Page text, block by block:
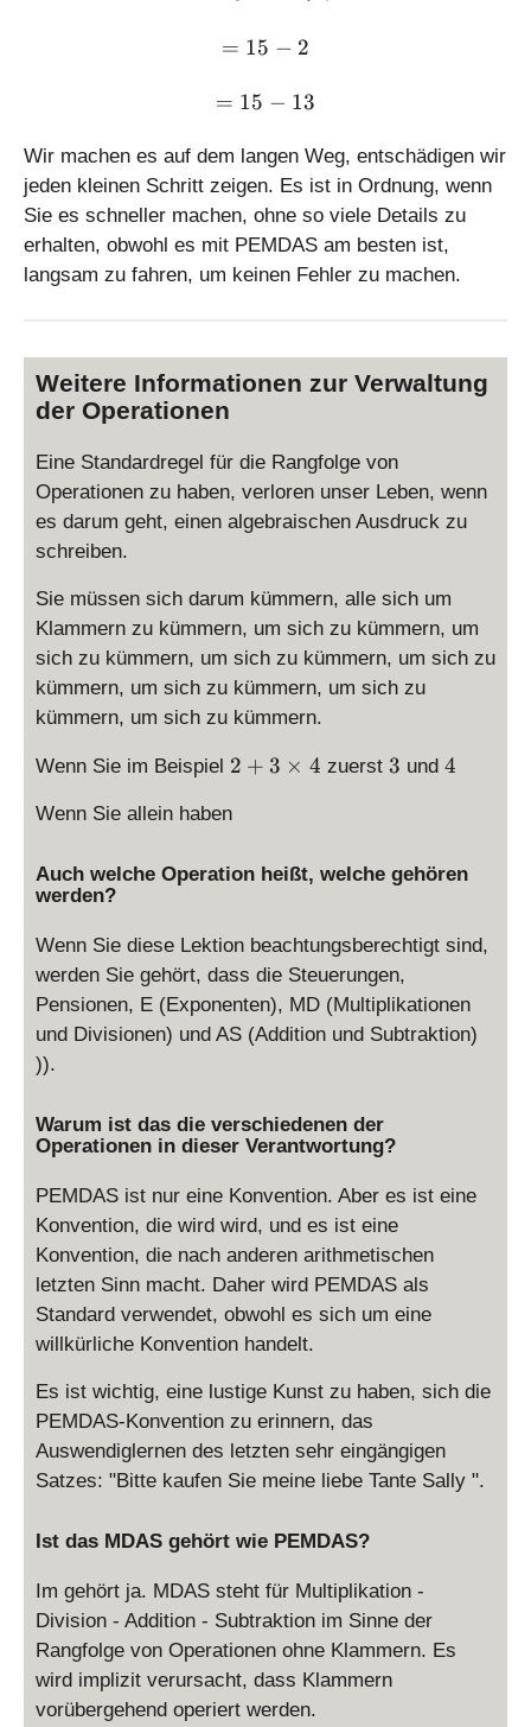
= 15 - 2
= 15 − 2
= 15 - 13
= 15 − 13
Wir machen es auf dem langen Weg, entschädigen wir
jeden kleinen Schritt zeigen. Es ist in Ordnung, wenn
Sie es schneller machen, ohne so viele Details zu
erhalten, obwohl es mit PEMDAS am besten ist,
langsam zu fahren, um keinen Fehler zu machen.
Weitere Informationen zur Verwaltung
der Operationen
Eine Standardregel für die Rangfolge von
Operationen zu haben, verloren unser Leben, wenn
es darum geht, einen algebraischen Ausdruck zu
schreiben.
Sie müssen sich darum kümmern, alle sich um
Klammern zu kümmern, um sich zu kümmern, um
sich zu kümmern, um sich zu kümmern, um sich zu
kümmern, um sich zu kümmern, um sich zu
kümmern, um sich zu kümmern.
Wenn Sie im Beispiel 2
3
ti
4
2 + 3 × 4 zuerst 3
3 und 4
4
Wenn Sie allein haben
Auch welche Operation heißt, welche gehören
werden?
Wenn Sie diese Lektion beachtungsberechtigt sind,
werden Sie gehört, dass die Steuerungen,
Pensionen, E (Exponenten), MD (Multiplikationen
und Divisionen) und AS (Addition und Subtraktion)
)).
Warum ist das die verschiedenen der
Operationen in dieser Verantwortung?
PEMDAS ist nur eine Konvention. Aber es ist eine
Konvention, die wird wird, und es ist eine
Konvention, die nach anderen arithmetischen
letzten Sinn macht. Daher wird PEMDAS als
Standard verwendet, obwohl es sich um eine
willkürliche Konvention handelt.
Es ist wichtig, eine lustige Kunst zu haben, sich die
PEMDAS-Konvention zu erinnern, das
Auswendiglernen des letzten sehr eingängigen
Satzes: "Bitte kaufen Sie meine liebe Tante Sally ".
Ist das MDAS gehört wie PEMDAS?
Im gehört ja. MDAS steht für Multiplikation -
Division - Addition - Subtraktion im Sinne der
Rangfolge von Operationen ohne Klammern. Es
wird implizit verursacht, dass Klammern
vorübergehend operiert werden.